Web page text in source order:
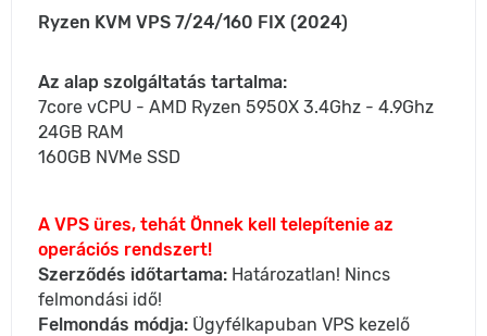
Ryzen KVM VPS 7/24/160 FIX (2024)
Az alap szolgáltatás tartalma:
7core vCPU - AMD Ryzen 5950X 3.4Ghz - 4.9Ghz
24GB RAM
160GB NVMe SSD
A VPS üres, tehát Önnek kell telepítenie az
operációs rendszert!
Szerződés időtartama: Határozatlan! Nincs
felmondási idő!
Felmondás módja: Ügyfélkapuban VPS kezelő